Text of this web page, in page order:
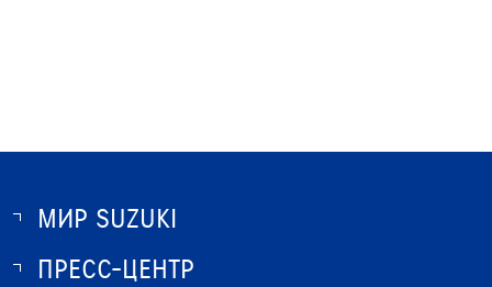
МИР SUZUKI
О SUZUKI
ПРЕСС-ЦЕНТР